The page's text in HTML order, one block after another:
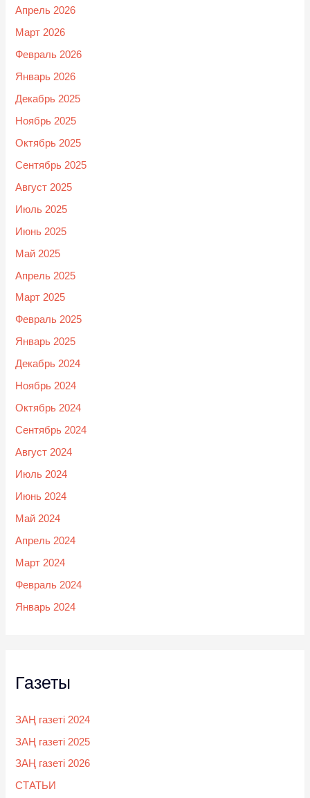
Апрель 2026
Март 2026
Февраль 2026
Январь 2026
Декабрь 2025
Ноябрь 2025
Октябрь 2025
Сентябрь 2025
Август 2025
Июль 2025
Июнь 2025
Май 2025
Апрель 2025
Март 2025
Февраль 2025
Январь 2025
Декабрь 2024
Ноябрь 2024
Октябрь 2024
Сентябрь 2024
Август 2024
Июль 2024
Июнь 2024
Май 2024
Апрель 2024
Март 2024
Февраль 2024
Январь 2024
Газеты
ЗАҢ газеті 2024
ЗАҢ газеті 2025
ЗАҢ газеті 2026
СТАТЬИ